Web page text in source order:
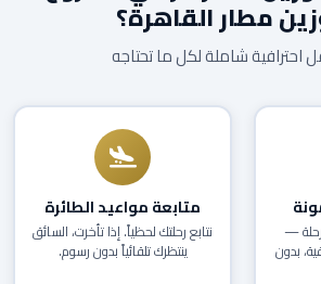
EN
AR
مطار القاهرة؟
احترافية شاملة لكل ما تحتاجه
—
بدون
متابعة مواعيد الطائرة
نتابع رحلتك لحظياً. إذا تأخرت، السائق
ينتظرك تلقائياً بدون رسوم.